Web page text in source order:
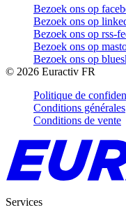
Bezoek ons op
Bezoek ons op
Bezoek ons op rss-
Bezoek ons op
Bezoek ons op
© 2026 Euractiv FR
Politique de
Conditions générales
Conditions de vente
Services